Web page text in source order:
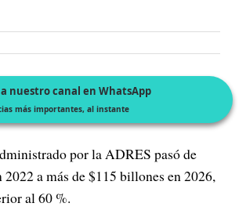
nuestro canal en WhatsApp
más importantes, al instante
por la ADRES pasó de
a más de $115 billones en 2026,
al 60 %.